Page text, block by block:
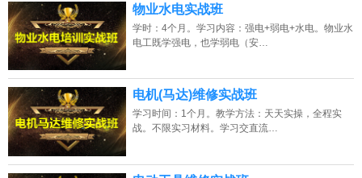
物业水电实战班
学时：4个月。学习内容：强电+弱电+水电。物业水
电工既学强电，也学弱电（安…
电机(马达)维修实战班
学习时间：1个月。教学方法：天天实操，全程实
战。不限实习材料。学习交直流…